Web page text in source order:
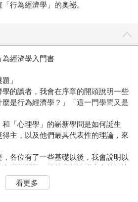
行為經濟學」的奧祕。
經濟學入門書
」
的讀者，我會在序章的開頭說明一些
是行為經濟學？」「這一門學問又是
「心理學」的嶄新學問是如何誕生
主，以及他們最具代表性的理論，來
各位有了一些基礎以後，我會說明以
哪些問題，然後具體說明本書的解決
以分為幾個不同的領域。就以「經營
看更多